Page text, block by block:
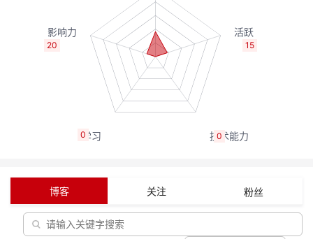
动
关
我
的
我
15
0
0
20
博客 关注 粉丝